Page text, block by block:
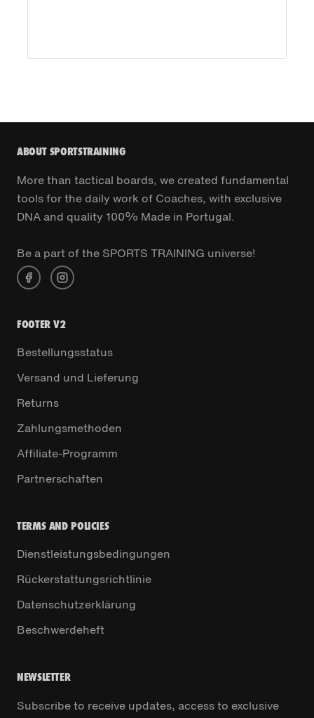
ABOUT SPORTSTRAINING
More than tactical boards, we created fundamental
tools for the daily work of Coaches, with exclusive
DNA and quality 100% Made in Portugal.
Be a part of the SPORTS TRAINING universe!
FOOTER V2
Bestellungsstatus
Versand und Lieferung
Returns
Zahlungsmethoden
Affiliate-Programm
Partnerschaften
TERMS AND POLICIES
Dienstleistungsbedingungen
Rückerstattungsrichtlinie
Datenschutzerklärung
Beschwerdeheft
NEWSLETTER
Subscribe to receive updates, access to exclusive